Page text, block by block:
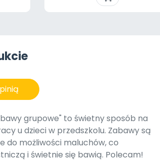
grupowe" to świetny sposób na
u dzieci w przedszkolu. Zabawy są
do możliwości maluchów, co
i świetnie się bawią. Polecam!